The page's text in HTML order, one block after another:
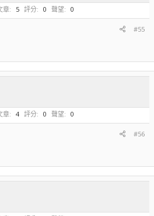
.NET framework 4.8。它應該已經預裝
在這裡下載：
download/visual-studio-sdks?
章 5 評分 0 聲望 0
#55
章 4 評分 0 聲望 0
#56